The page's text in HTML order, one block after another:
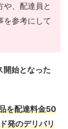
や、配達員と
を参考にして
開始となった
を配達料金50
発のデリバリ